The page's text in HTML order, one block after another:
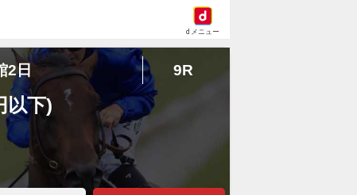
dメニュー
2日 9R
以下)